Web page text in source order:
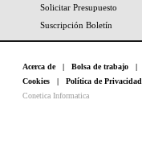
Solicitar Presupuesto
Suscripción Boletín
Acerca de| Bolsa de trabajo |
Cookies | Política de Privacidad
Conetica Informatica